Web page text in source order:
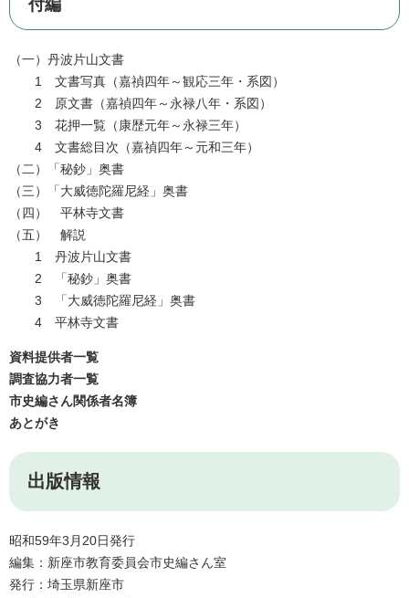
付編
（一）丹波片山文書
1 文書写真（嘉禎四年～観応三年・系図）
2 原文書（嘉禎四年～永禄八年・系図）
3 花押一覧（康歴元年～永禄三年）
4 文書総目次（嘉禎四年～元和三年）
（二）「秘鈔」奥書
（三）「大威徳陀羅尼経」奥書
（四） 平林寺文書
（五） 解説
1 丹波片山文書
2 「秘鈔」奥書
3 「大威徳陀羅尼経」奥書
4 平林寺文書
資料提供者一覧
調査協力者一覧
市史編さん関係者名簿
あとがき
出版情報
昭和59年3月20日発行
編集：新座市教育委員会市史編さん室
発行：埼玉県新座市